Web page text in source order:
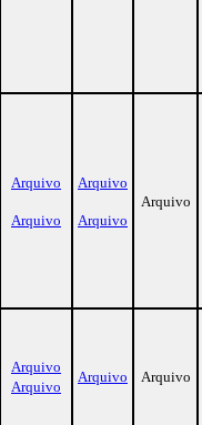
Arquivo
Arquivo
Arquivo
Arquivo
Arquivo
Arquivo
Arquivo
Arquivo Arquivo